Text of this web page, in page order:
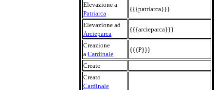
Elevazione a
Patriarca
{{{patriarca}}}
Elevazione ad
Arcieparca
{{{arcieparca}}}
Creazione
a Cardinale
{{{P}}}
Creato
Creato
Cardinale